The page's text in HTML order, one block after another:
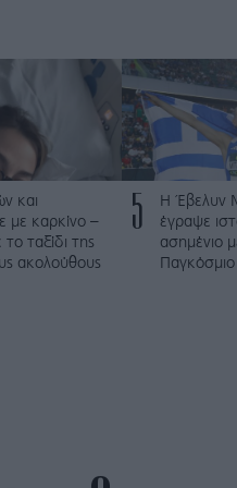
και
με καρκίνο –
ταξίδι της
ακολούθους
5
Η Έβελυν
έγραψε
ασημένιο